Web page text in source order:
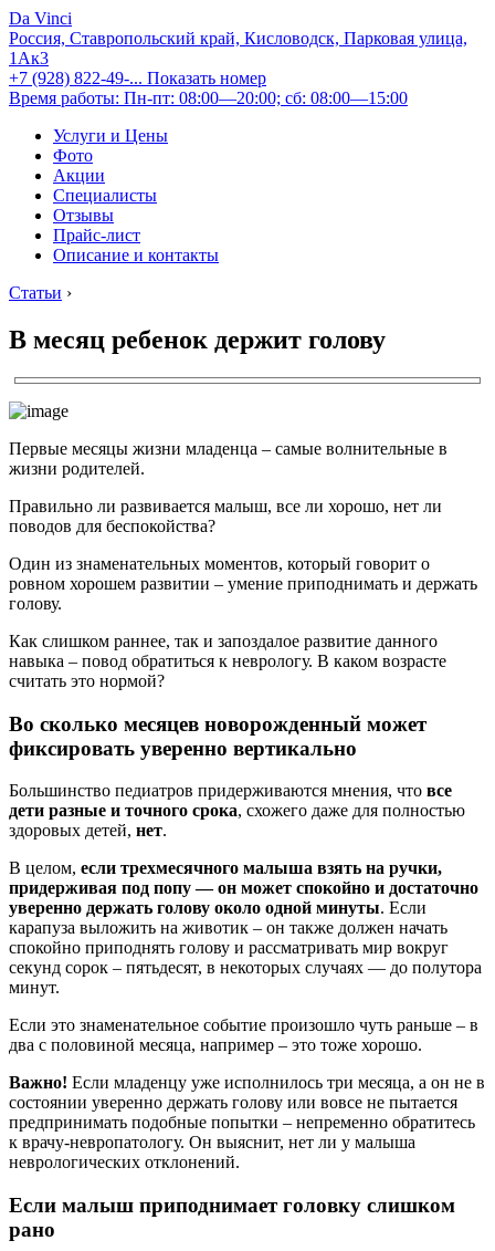
Da Vinci
Россия, Ставропольский край, Кисловодск, Парковая улица,
1Ак3
+7 (928) 822-49-... Показать номер
Время работы: Пн-пт: 08:00—20:00; сб: 08:00—15:00
Услуги и Цены
Фото
Акции
Специалисты
Отзывы
Прайс-лист
Описание и контакты
Статьи ›
В месяц ребенок держит голову
Первые месяцы жизни младенца – самые волнительные в
жизни родителей.
Правильно ли развивается малыш, все ли хорошо, нет ли
поводов для беспокойства?
Один из знаменательных моментов, который говорит о
ровном хорошем развитии – умение приподнимать и держать
голову.
Как слишком раннее, так и запоздалое развитие данного
навыка – повод обратиться к неврологу. В каком возрасте
считать это нормой?
Во сколько месяцев новорожденный может
фиксировать уверенно вертикально
Большинство педиатров придерживаются мнения, что все
дети разные и точного срока, схожего даже для полностью
здоровых детей, нет.
В целом, если трехмесячного малыша взять на ручки,
придерживая под попу — он может спокойно и достаточно
уверенно держать голову около одной минуты. Если
карапуза выложить на животик – он также должен начать
спокойно приподнять голову и рассматривать мир вокруг
секунд сорок – пятьдесят, в некоторых случаях — до полутора
минут.
Если это знаменательное событие произошло чуть раньше – в
два с половиной месяца, например – это тоже хорошо.
Важно! Если младенцу уже исполнилось три месяца, а он не в
состоянии уверенно держать голову или вовсе не пытается
предпринимать подобные попытки – непременно обратитесь
к врачу-невропатологу. Он выяснит, нет ли у малыша
неврологических отклонений.
Если малыш приподнимает головку слишком
рано